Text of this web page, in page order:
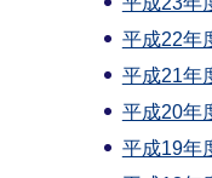
平成22年
平成21年
平成20年
平成19年